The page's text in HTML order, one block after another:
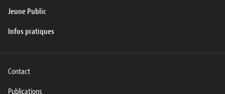
Jeune Public
Infos pratiques
Contact
Publications